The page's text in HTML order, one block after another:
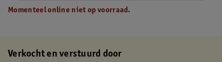
Momenteel online niet op voorraad.
Verkocht en verstuurd door